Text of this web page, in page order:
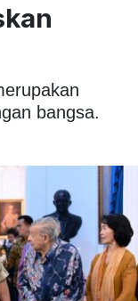
bangsa.